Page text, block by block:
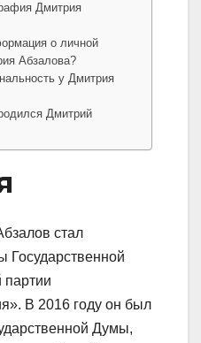
Дмитрия
о личной
Абзалова?
у Дмитрия
Дмитрий
стал
Государственной
партии
В 2016 году он был
Думы,